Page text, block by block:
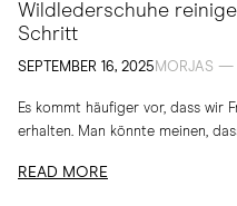
Wildlederschuhe
Schritt
SEPTEMBER 16, 2025 MORJAS —
Es kommt häufiger vor, dass wir
erhalten. Man könnte meinen,
READ MORE